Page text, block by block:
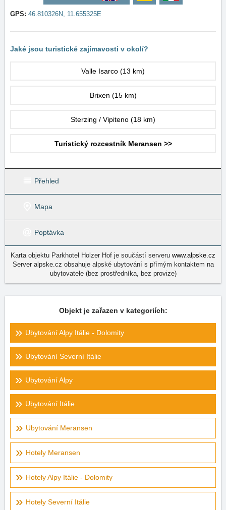
GPS: 46.810326N, 11.655325E
Jaké jsou turistické zajímavosti v okolí?
Valle Isarco (13 km)
Brixen (15 km)
Sterzing / Vipiteno (18 km)
Turistický rozcestník Meransen >>
Přehled
Mapa
Poptávka
Karta objektu Parkhotel Holzer Hof je součástí serveru www.alpske.cz
Server alpske.cz obsahuje alpské ubytování s přímým kontaktem na
ubytovatele (bez prostředníka, bez provize)
Objekt je zařazen v kategoriích:
Ubytování Alpy Itálie - Dolomity
Ubytování Severní Itálie
Ubytování Alpy
Ubytování Itálie
Ubytování Meransen
Hotely Meransen
Hotely Alpy Itálie - Dolomity
Hotely Severní Itálie